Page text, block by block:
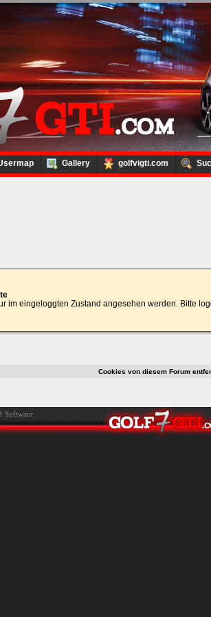
Gallery golfvigti.com
im eingeloggten Zustand angesehen werden. Bitte
Cookies von diesem Forum
Software